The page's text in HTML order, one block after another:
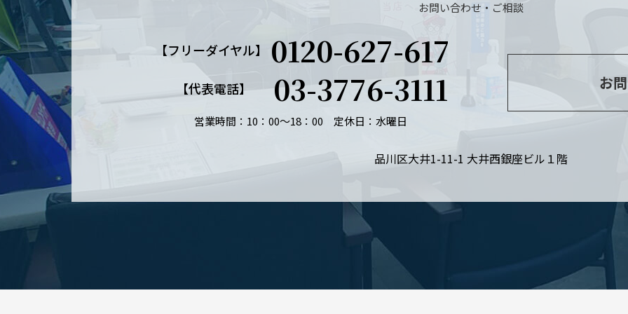
お問い合わせ・ご相談
【フリーダイヤル】 0120-627-617
【代表電話】 03-3776-3111
営業時間：10：00～18：00 定休日：水曜日
お
品川区大井1-11-1 大井西銀座ビル１階